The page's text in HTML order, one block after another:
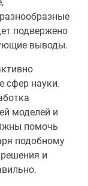
подвержено
выводы.
сфер науки.
моделей и
помочь
подобному
и